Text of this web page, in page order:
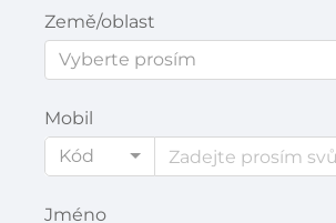
Země/oblast
Vyberte prosím
Mobil
Kód
Jméno